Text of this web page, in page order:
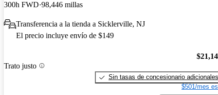
300h FWD 98,446 millas
Transferencia a la tienda a Sicklerville, NJ
El precio incluye envío de $149
Trato justo
Sin tasas de concesionario adicionales
$501/mes